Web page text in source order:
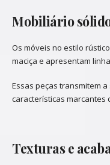
Mobiliário
Os móveis no estilo
maciça e apresentam
Essas peças transmitem
características marcantes
Texturas e